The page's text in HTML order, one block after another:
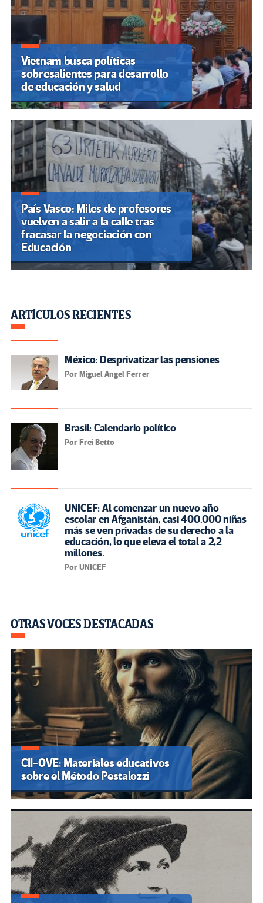
Vietnam busca políticas
sobresalientes para desarrollo
de educación y salud
País Vasco: Miles de profesores
vuelven a salir a la calle tras
fracasar la negociación con
Educación
ARTÍCULOS RECIENTES
México: Desprivatizar las pensiones
Por Miguel Angel Ferrer
Brasil: Calendario político
Por Frei Betto
UNICEF: Al comenzar un nuevo año
escolar en Afganistán, casi 400.000 niñas
más se ven privadas de su derecho a la
educación, lo que eleva el total a 2,2
millones.
Por UNICEF
OTRAS VOCES DESTACADAS
CII-OVE: Materiales educativos
sobre el Método Pestalozzi